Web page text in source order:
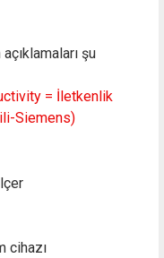
şu
= İletkenlik
Siemens)